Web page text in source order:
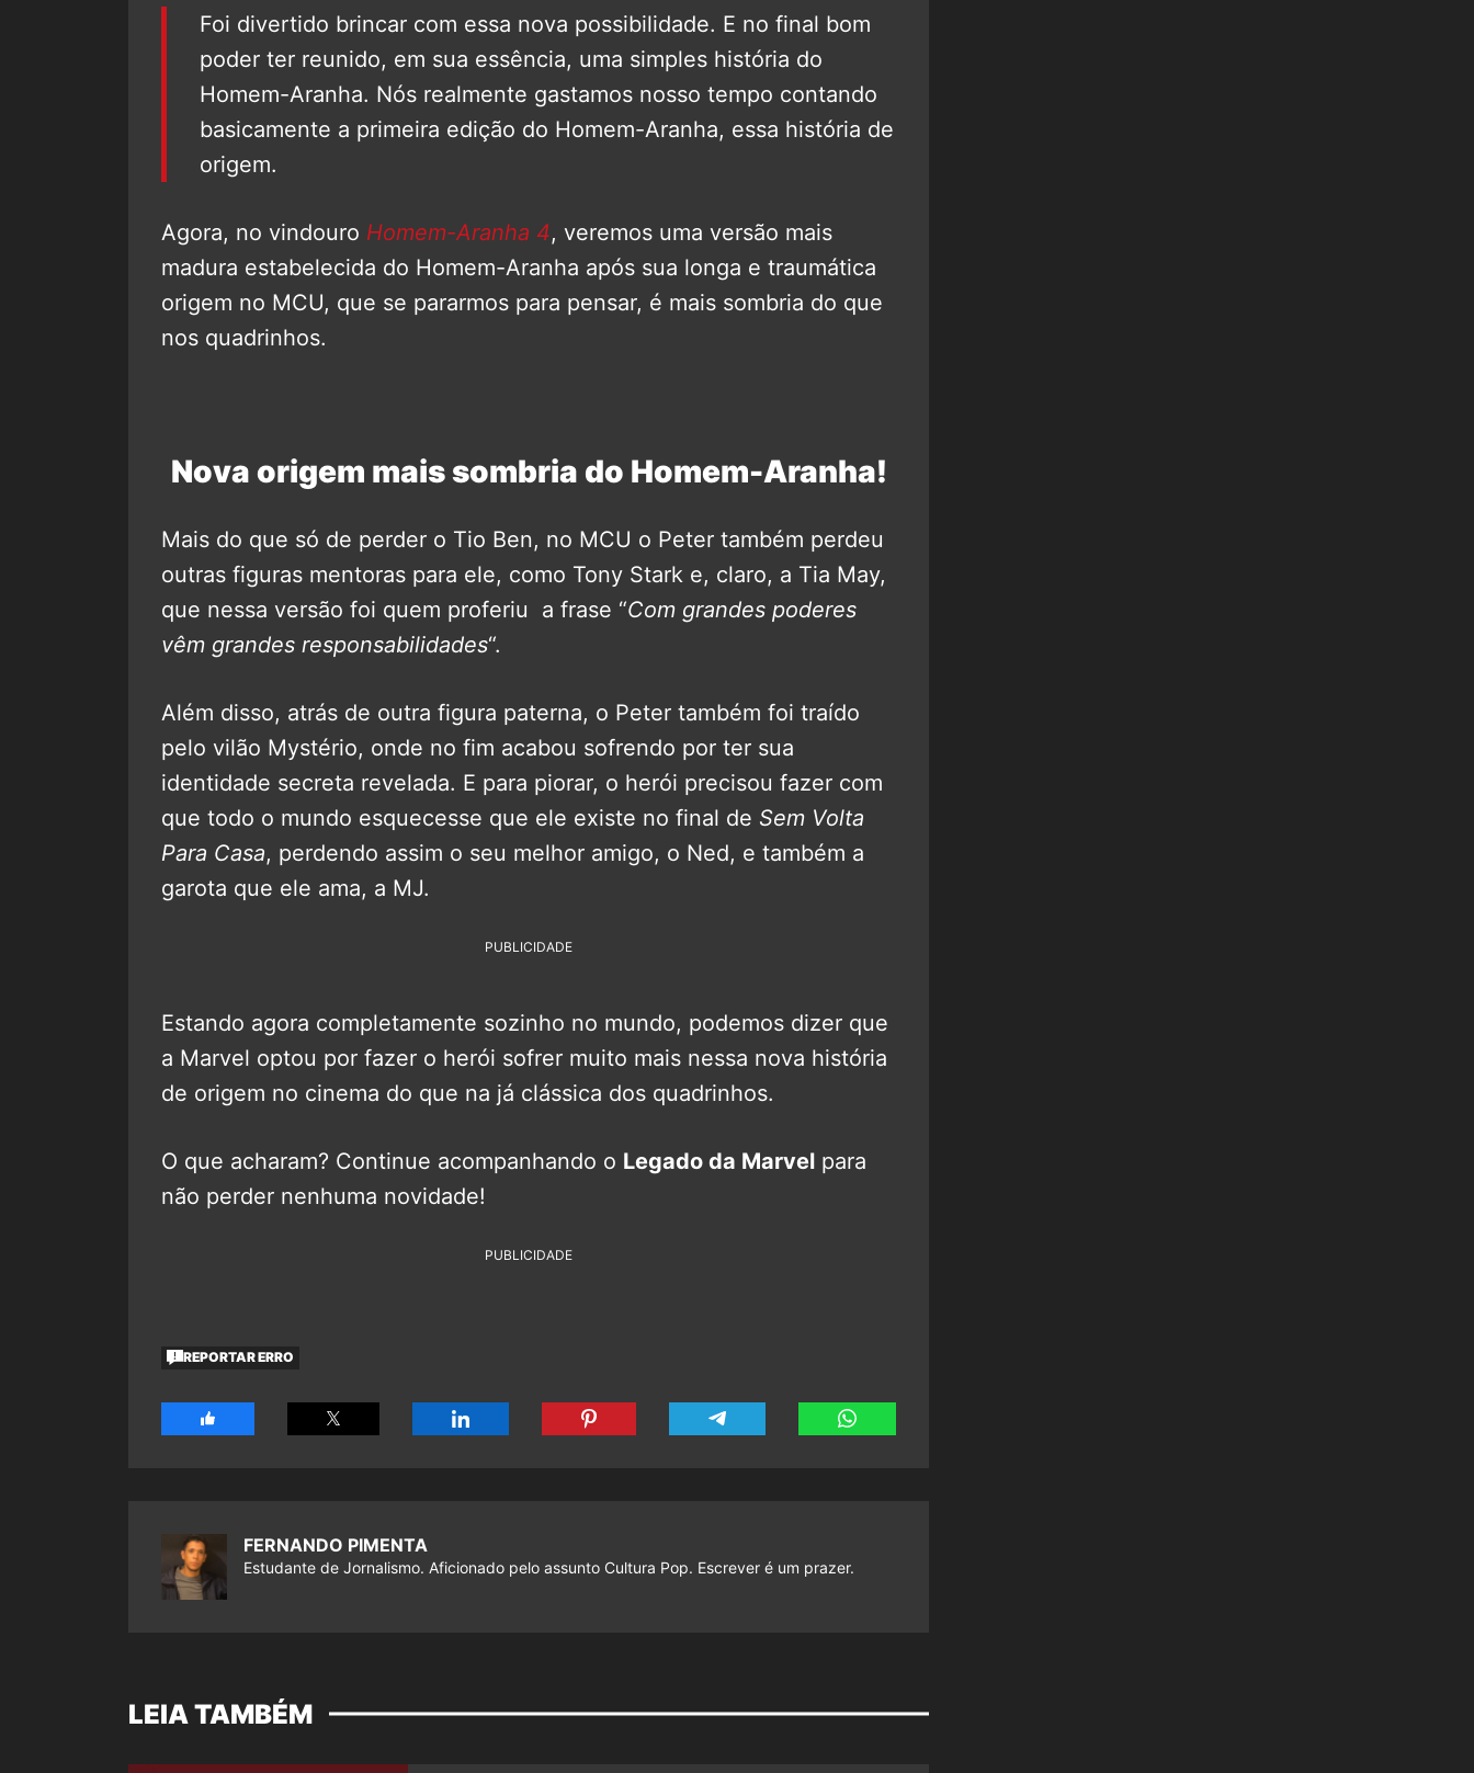
Foi divertido brincar com essa nova possibilidade. E no final bom
poder ter reunido, em sua essência, uma simples história do
Homem-Aranha. Nós realmente gastamos nosso tempo contando
basicamente a primeira edição do Homem-Aranha, essa história de
origem.
Agora, no vindouro Homem-Aranha 4, veremos uma versão mais
madura estabelecida do Homem-Aranha após sua longa e traumática
origem no MCU, que se pararmos para pensar, é mais sombria do que
nos quadrinhos.
Nova origem mais sombria do Homem-Aranha!
Mais do que só de perder o Tio Ben, no MCU o Peter também perdeu
outras figuras mentoras para ele, como Tony Stark e, claro, a Tia May,
que nessa versão foi quem proferiu a frase “Com grandes poderes
vêm grandes responsabilidades“.
Além disso, atrás de outra figura paterna, o Peter também foi traído
pelo vilão Mystério, onde no fim acabou sofrendo por ter sua
identidade secreta revelada. E para piorar, o herói precisou fazer com
que todo o mundo esquecesse que ele existe no final de Sem Volta
Para Casa, perdendo assim o seu melhor amigo, o Ned, e também a
garota que ele ama, a MJ.
PUBLICIDADE
Estando agora completamente sozinho no mundo, podemos dizer que
a Marvel optou por fazer o herói sofrer muito mais nessa nova história
de origem no cinema do que na já clássica dos quadrinhos.
O que acharam? Continue acompanhando o Legado da Marvel para
não perder nenhuma novidade!
PUBLICIDADE
REPORTAR ERRO
FERNANDO PIMENTA
Estudante de Jornalismo. Aficionado pelo assunto Cultura Pop. Escrever é um prazer.
LEIA TAMBÉM